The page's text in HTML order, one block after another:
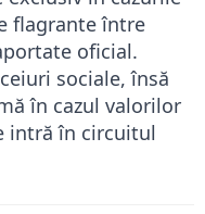
flagrante între
oficial.
sociale, însă
în cazul valorilor
intră în circuitul